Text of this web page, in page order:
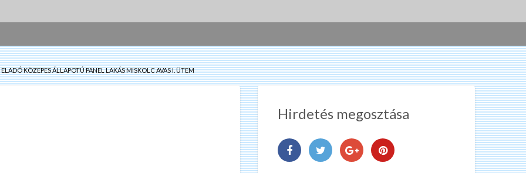
ELADÓ KÖZEPES ÁLLAPOTÚ PANEL LAKÁS MISKOLC AVAS I. ÜTEM
Hirdetés megosztása